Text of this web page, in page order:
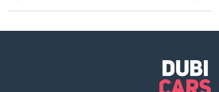
تنتج مرسيدس بنز GLC كوبيه 300 قوة 430 حصان.